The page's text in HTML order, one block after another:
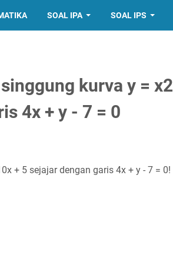
SOAL IPA SOAL IPS
kurva y = x2
4x + y - 7 = 0
+ 5 sejajar dengan garis 4x + y - 7 = 0!